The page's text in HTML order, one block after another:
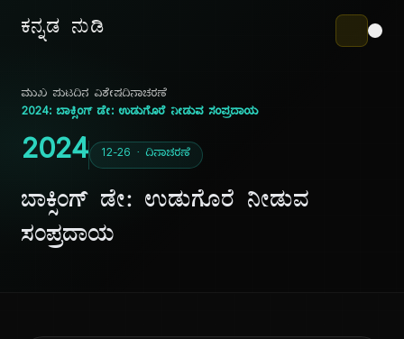
ಕನ್ನಡ ನುಡಿ
ಮುಖ ಪುಟದಿನ ವಿಶೇಷದಿನಾಚರಣೆ
2024: ಬಾಕ್ಸಿಂಗ್ ಡೇ: ಉಡುಗೊರೆ ನೀಡುವ ಸಂಪ್ರದಾಯ
2024 12-26 · ದಿನಾಚರಣೆ
ಬಾಕ್ಸಿಂಗ್ ಡೇ: ಉಡುಗೊರೆ ನೀಡುವ
ಸಂಪ್ರದಾಯ